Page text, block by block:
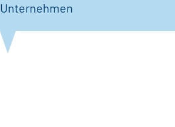
Unternehmen